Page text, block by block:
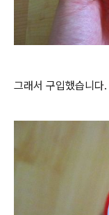
그래서 구입했습니다.